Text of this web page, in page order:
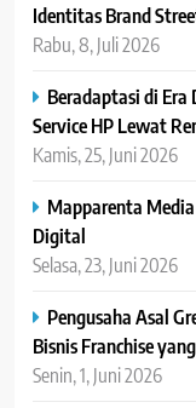
Identitas Brand
Rabu, 8, Juli 2026
Beradaptasi di
Service HP Lewat
Kamis, 25, Juni 2026
Mapparenta
Digital
Selasa, 23, Juni 2026
Pengusaha Asal
Bisnis Franchise
Senin, 1, Juni 2026